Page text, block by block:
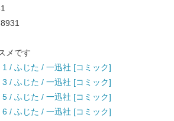
メです
/ ふじた / 一迅社 [コミック]
/ ふじた / 一迅社 [コミック]
/ ふじた / 一迅社 [コミック]
/ ふじた / 一迅社 [コミック]